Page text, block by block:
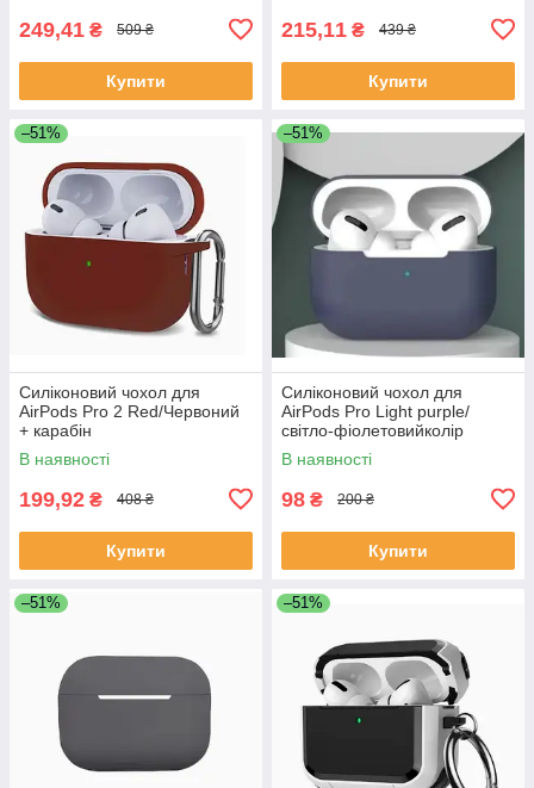
249,41 ₴ 509 ₴
Купити
215,11 ₴ 439 ₴
Купити
–51%
Силіконовий чохол для
AirPods Pro 2 Red/Червоний
+ карабін
В наявності
199,92 ₴ 408 ₴
Купити
–51%
Силіконовий чохол для
AirPods Pro Light purple/
світло-фіолетовийколір
В наявності
98 ₴ 200 ₴
Купити
–51% –51%